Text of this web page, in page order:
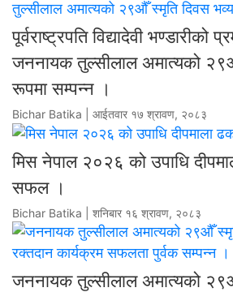
पूर्वराष्ट्रपति विद्यादेवी भण्डारीको
जननायक तुल्सीलाल अमात्यको
रूपमा सम्पन्न ।
Bichar Batika | आईतवार १७ श्रावण, २०८३
मिस नेपाल २०२६ को उपाधि
सफल ।
Bichar Batika | शनिबार १६ श्रावण, २०८३
जननायक तुल्सीलाल अमात्यको